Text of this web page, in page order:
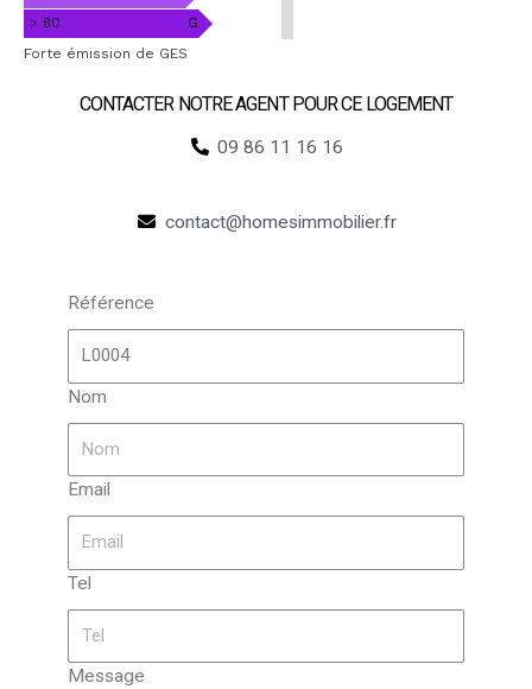
> 80
G
Forte émission de GES
CONTACTER NOTRE AGENT POUR CE LOGEMENT​
09 86 11 16 16
contact@homesimmobilier.fr
Référence
Nom
Email
Tel
Message